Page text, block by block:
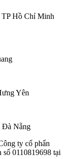
TP Hồ Chí Minh
Yên
Đà Nẵng
ty cổ phẩn
0110819698 tại